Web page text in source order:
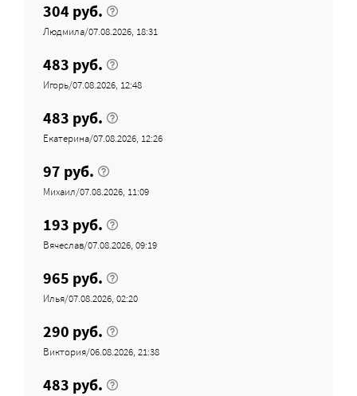
304 руб.
Людмила/07.08.2026, 18:31
483 руб.
Игорь/07.08.2026, 12:48
483 руб.
Екатерина/07.08.2026, 12:26
97 руб.
Михаил/07.08.2026, 11:09
193 руб.
Вячеслав/07.08.2026, 09:19
965 руб.
Илья/07.08.2026, 02:20
290 руб.
Виктория/06.08.2026, 21:38
483 руб.